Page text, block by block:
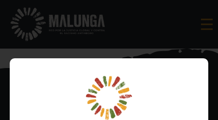
Inscríbete al boletín informativo